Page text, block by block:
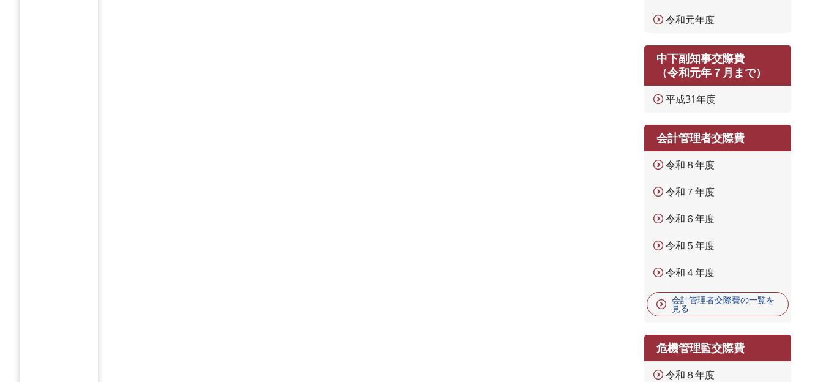
令和元年度
中下副知事交際費
（令和元年７月まで）
平成31年度
会計管理者交際費
令和８年度
令和７年度
令和６年度
令和５年度
令和４年度
会計管理者交際費の一覧を
見る
危機管理監交際費
令和８年度